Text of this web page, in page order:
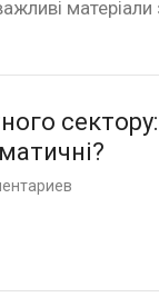
матеріали
сектору: